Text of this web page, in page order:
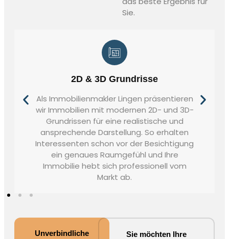
Sie.
2D & 3D Grundrisse
wir Immobilien mit modernen 2D- und 3D-
Grundrissen für eine realistische und
ansprechende Darstellung. So erhalten
Interessenten schon vor der Besichtigung
ein genaues Raumgefühl und Ihre
Immobilie hebt sich professionell vom
Markt ab.
Unverbindliche
Sie möchten Ihre